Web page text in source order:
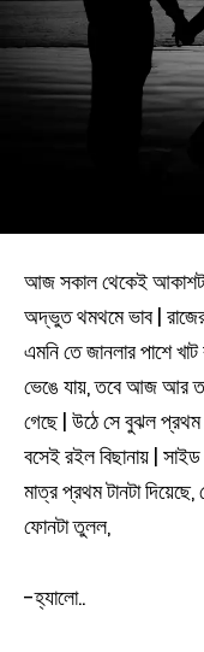
আজ সকাল থেকেই আকাশটা
অদ্ভুত থমথমে ভাব |
এমনি তে জানলার পাশে
ভেঙে যায়, তবে আজ আর
গেছে | উঠে সে বুঝল
বসেই রইল বিছানায় | সাইড
মাত্র প্রথম টানটা
ফোনটা তুলল,
-হ্যালো..